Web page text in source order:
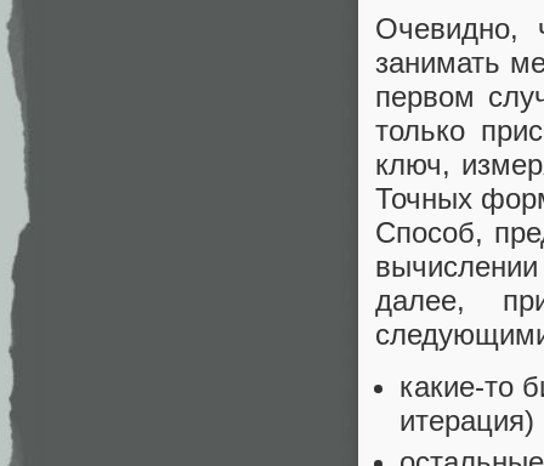
Очевидно,
занимать
первом
только
ключ,
Точных
Способ,
далее,
какие-то
итерация)